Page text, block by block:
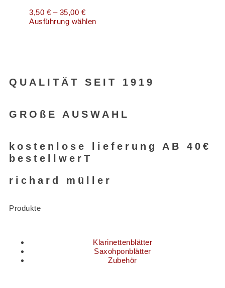
3,50 € – 35,00 €
Ausführung wählen
QUALITÄT SEIT 1919
GROßE AUSWAHL
kostenlose lieferung AB 40€
bestellwerT
richard müller
Produkte
Klarinettenblätter
Saxohponblätter
Zubehör